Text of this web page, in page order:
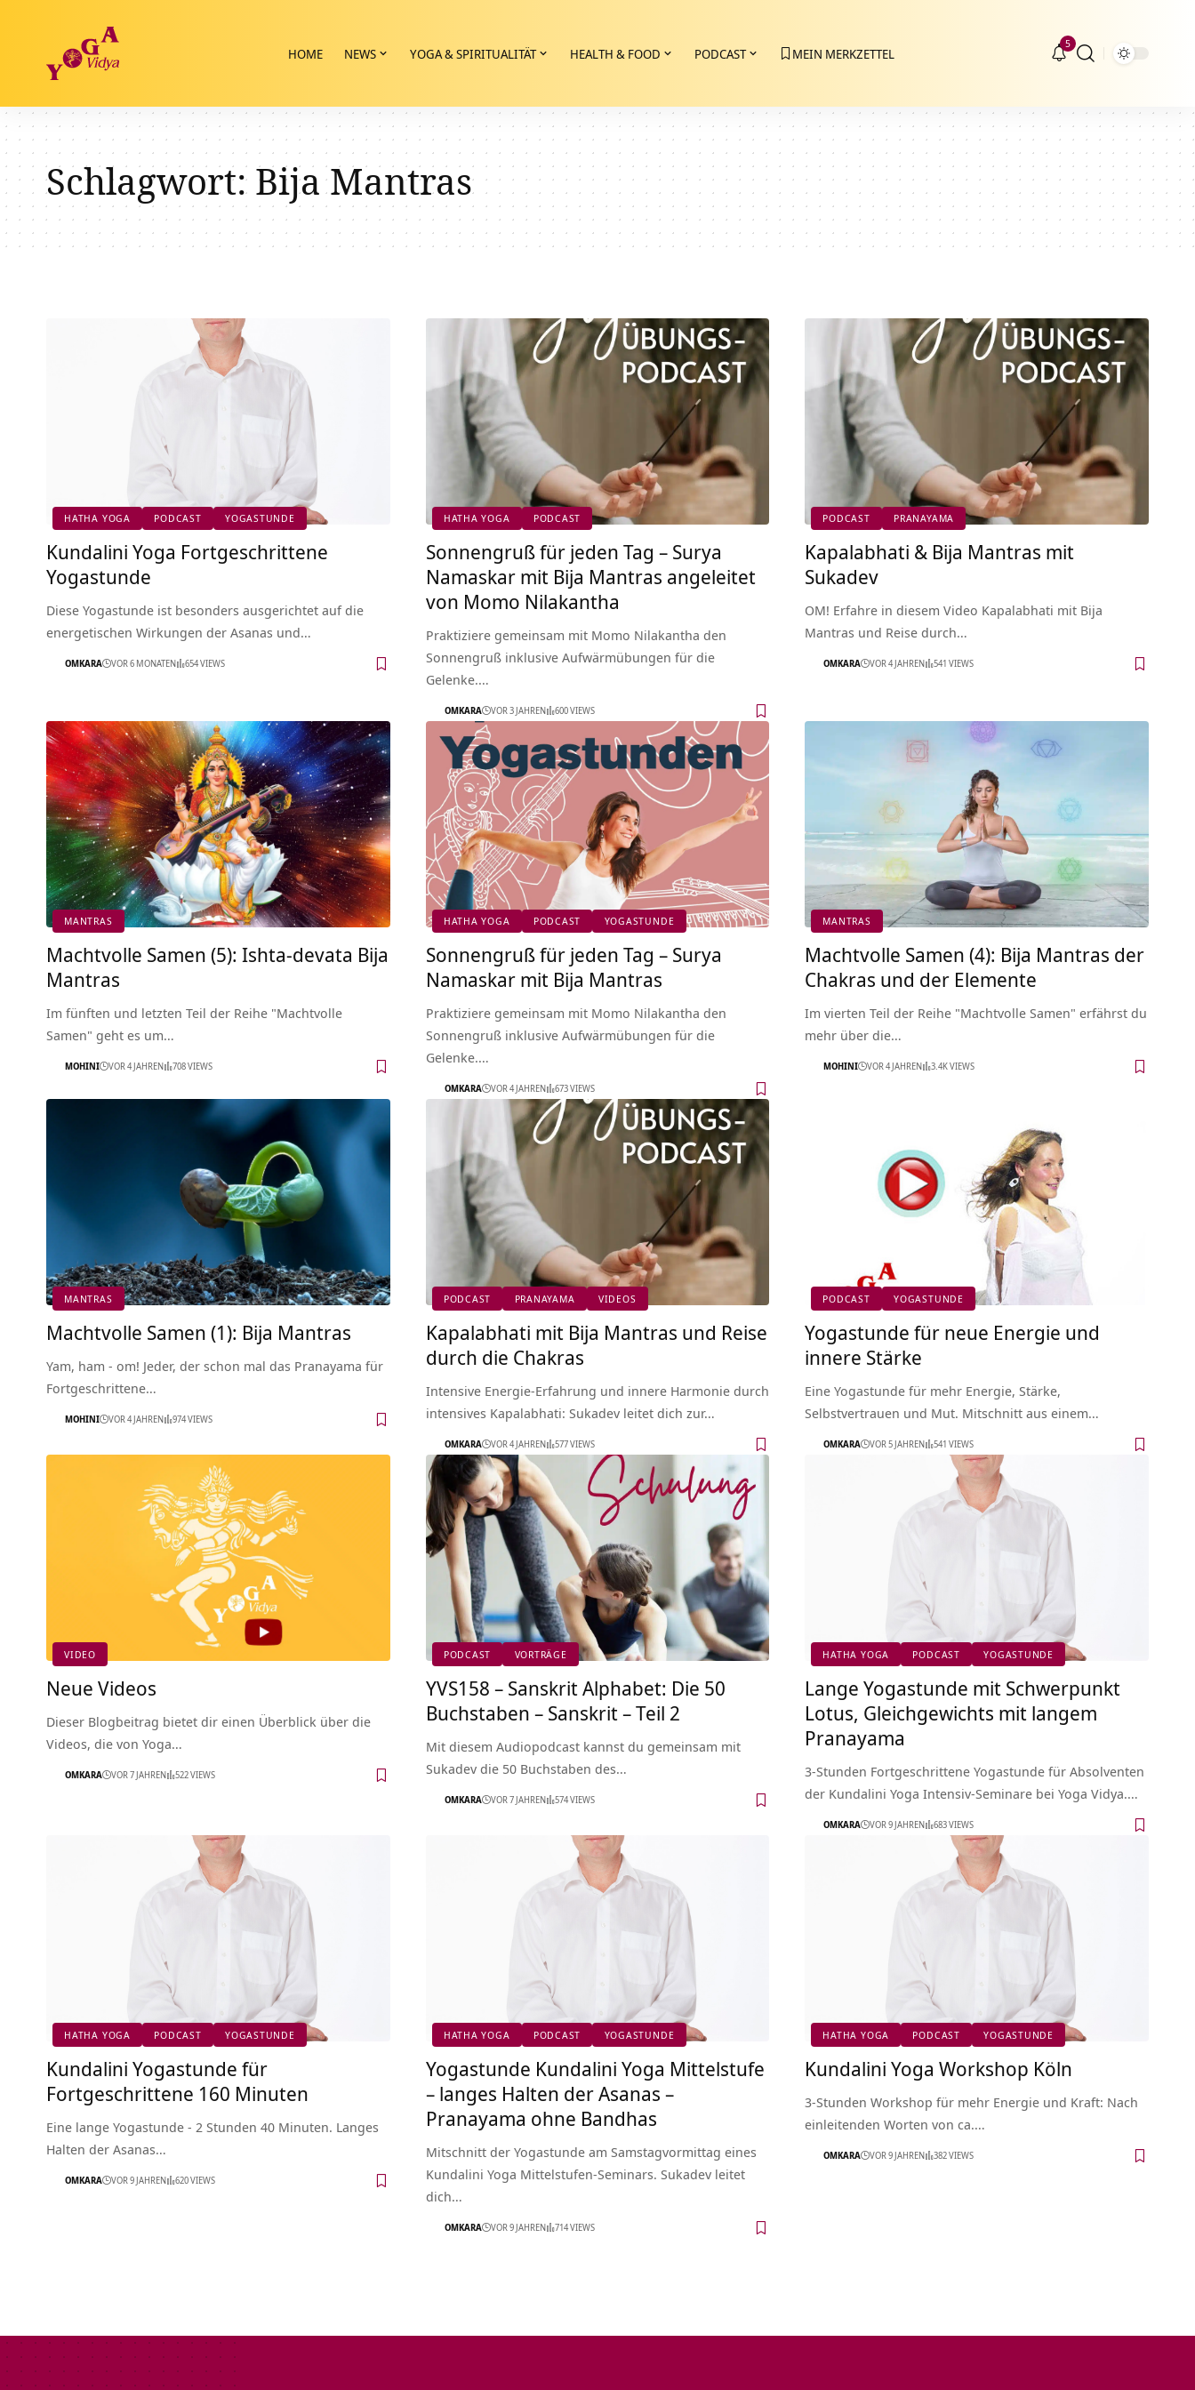
HOME NEWS YOGA & SPIRITUALITÄT HEALTH & FOOD PODCAST MEIN MERKZETTEL
5
Schlagwort:Bija Mantras
HATHA YOGA PODCAST YOGASTUNDE
Kundalini Yoga Fortgeschrittene
Yogastunde
Diese Yogastunde ist besonders ausgerichtet auf die
energetischen Wirkungen der Asanas und…
OMKARA VOR 6 MONATEN 654 VIEWS
HATHA YOGA PODCAST
Sonnengruß für jeden Tag – Surya
Namaskar mit Bija Mantras angeleitet
von Momo Nilakantha
Praktiziere gemeinsam mit Momo Nilakantha den
Sonnengruß inklusive Aufwärmübungen für die
Gelenke.…
OMKARA VOR 3 JAHREN 600 VIEWS
PODCAST PRANAYAMA
Kapalabhati & Bija Mantras mit
Sukadev
OM! Erfahre in diesem Video Kapalabhati mit Bija
Mantras und Reise durch…
OMKARA VOR 4 JAHREN 541 VIEWS
MANTRAS
Machtvolle Samen (5): Ishta-devata Bija
Mantras
Im fünften und letzten Teil der Reihe "Machtvolle
Samen" geht es um…
MOHINI VOR 4 JAHREN 708 VIEWS
HATHA YOGA PODCAST YOGASTUNDE
Sonnengruß für jeden Tag – Surya
Namaskar mit Bija Mantras
Praktiziere gemeinsam mit Momo Nilakantha den
Sonnengruß inklusive Aufwärmübungen für die
Gelenke.…
OMKARA VOR 4 JAHREN 673 VIEWS
MANTRAS
Machtvolle Samen (4): Bija Mantras der
Chakras und der Elemente
Im vierten Teil der Reihe "Machtvolle Samen" erfährst du
mehr über die…
MOHINI VOR 4 JAHREN 3.4K VIEWS
MANTRAS
Machtvolle Samen (1): Bija Mantras
Yam, ham - om! Jeder, der schon mal das Pranayama für
Fortgeschrittene…
MOHINI VOR 4 JAHREN 974 VIEWS
PODCAST PRANAYAMA VIDEOS
Kapalabhati mit Bija Mantras und Reise
durch die Chakras
Intensive Energie-Erfahrung und innere Harmonie durch
intensives Kapalabhati: Sukadev leitet dich zur…
OMKARA VOR 4 JAHREN 577 VIEWS
PODCAST YOGASTUNDE
Yogastunde für neue Energie und
innere Stärke
Eine Yogastunde für mehr Energie, Stärke,
Selbstvertrauen und Mut. Mitschnitt aus einem…
OMKARA VOR 5 JAHREN 541 VIEWS
VIDEO
Neue Videos
Dieser Blogbeitrag bietet dir einen Überblick über die
Videos, die von Yoga…
OMKARA VOR 7 JAHREN 522 VIEWS
PODCAST VORTRÄGE
YVS158 – Sanskrit Alphabet: Die 50
Buchstaben – Sanskrit – Teil 2
Mit diesem Audiopodcast kannst du gemeinsam mit
Sukadev die 50 Buchstaben des…
OMKARA VOR 7 JAHREN 574 VIEWS
HATHA YOGA PODCAST YOGASTUNDE
Lange Yogastunde mit Schwerpunkt
Lotus, Gleichgewichts mit langem
Pranayama
3-Stunden Fortgeschrittene Yogastunde für Absolventen
der Kundalini Yoga Intensiv-Seminare bei Yoga Vidya.…
OMKARA VOR 9 JAHREN 683 VIEWS
HATHA YOGA PODCAST YOGASTUNDE
Kundalini Yogastunde für
Fortgeschrittene 160 Minuten
Eine lange Yogastunde - 2 Stunden 40 Minuten. Langes
Halten der Asanas…
OMKARA VOR 9 JAHREN 620 VIEWS
HATHA YOGA PODCAST YOGASTUNDE
Yogastunde Kundalini Yoga Mittelstufe
– langes Halten der Asanas –
Pranayama ohne Bandhas
Mitschnitt der Yogastunde am Samstagvormittag eines
Kundalini Yoga Mittelstufen-Seminars. Sukadev leitet
dich…
OMKARA VOR 9 JAHREN 714 VIEWS
HATHA YOGA PODCAST YOGASTUNDE
Kundalini Yoga Workshop Köln
3-Stunden Workshop für mehr Energie und Kraft: Nach
einleitenden Worten von ca.…
OMKARA VOR 9 JAHREN 382 VIEWS